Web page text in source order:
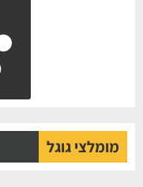
מומלצי גוגל